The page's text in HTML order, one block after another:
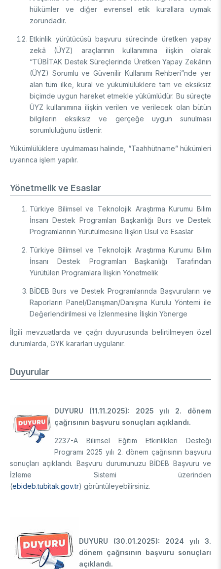
hükümler ve diğer evrensel etik kurallara uymak
zorundadır.
Etkinlik yürütücüsü başvuru sürecinde üretken yapay
zekâ (ÜYZ) araçlarının kullanımına ilişkin olarak
“TÜBİTAK Destek Süreçlerinde Üretken Yapay Zekânın
(ÜYZ) Sorumlu ve Güvenilir Kullanımı Rehberi”nde yer
alan tüm ilke, kural ve yükümlülüklere tam ve eksiksiz
biçimde uygun hareket etmekle yükümlüdür. Bu süreçte
ÜYZ kullanımına ilişkin verilen ve verilecek olan bütün
bilgilerin eksiksiz ve gerçeğe uygun sunulması
sorumluluğunu üstlenir.
Yükümlülüklere uyulmaması halinde, “Taahhütname” hükümleri
uyarınca işlem yapılır.
Yönetmelik ve Esaslar
Türkiye Bilimsel ve Teknolojik Araştırma Kurumu Bilim
İnsanı Destek Programları Başkanlığı Burs ve Destek
Programlarının Yürütülmesine İlişkin Usul ve Esaslar
Türkiye Bilimsel ve Teknolojik Araştırma Kurumu Bilim
İnsanı Destek Programları Başkanlığı Tarafından
Yürütülen Programlara İlişkin Yönetmelik
BİDEB Burs ve Destek Programlarında Başvuruların ve
Raporların Panel/Danışman/Danışma Kurulu Yöntemi ile
Değerlendirilmesi ve İzlenmesine İlişkin Yönerge
İlgili mevzuatlarda ve çağrı duyurusunda belirtilmeyen özel
durumlarda, GYK kararları uygulanır.
Duyurular
DUYURU (11.11.2025): 2025 yılı 2. dönem
çağrısının başvuru sonuçları açıklandı.
2237-A Bilimsel Eğitim Etkinlikleri Desteği
Programı 2025 yılı 2. dönem çağrısının başvuru
sonuçları açıklandı. Başvuru durumunuzu BİDEB Başvuru ve
İzleme Sistemi üzerinden
(ebideb.tubitak.gov.tr) görüntüleyebilirsiniz.
DUYURU (30.01.2025): 2024 yılı 3.
dönem çağrısının başvuru sonuçları
açıklandı.